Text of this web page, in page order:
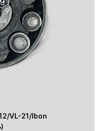
VL-21/Ibon